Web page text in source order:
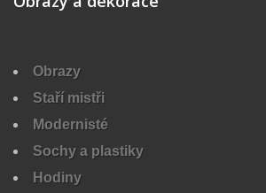
Obrazy
Staří mistři
Modernisté
Sochy a plastiky
Hodiny